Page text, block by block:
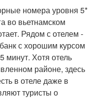
номера уровня 5*
во вьетнамском
Рядом с отелем -
с хорошим курсом
минут. Хотя отель
районе, здесь
в отеле даже в
туристы о